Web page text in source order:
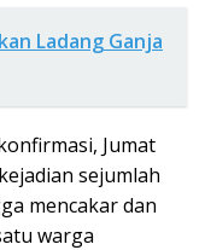
Ladang Ganja
Jumat
sejumlah
mencakar dan
warga